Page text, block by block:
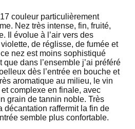
couleur particulièrement
Nez très intense, fin, fruité,
Il évolue à l’air vers des
de réglisse, de fumée et
nez est moins sophistiqué
dans l’ensemble j’ai préféré
dès l’entrée en bouche et
aromatique au milieu, le vin
complexe en finale, avec
grain de tannin noble. Très
décantation raffermit la fin de
semble plus confortable.